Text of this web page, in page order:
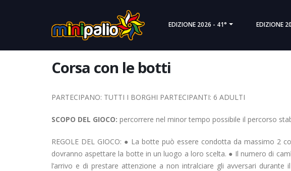
EDIZIONE 2026 - 41° EDIZIONE
Corsa con le botti
PARTECIPANO: TUTTI I BORGHI PARTECIPANTI: 6 ADULTI
SCOPO DEL GIOCO: percorrere nel minor tempo possibile il percorso
REGOLE DEL GIOCO: ● La botte può essere condotta da massimo
dovranno aspettare la botte in un luogo a loro scelta. ● Il numero di
l’arrivo e di prestare attenzione a non intralciare gli avversari